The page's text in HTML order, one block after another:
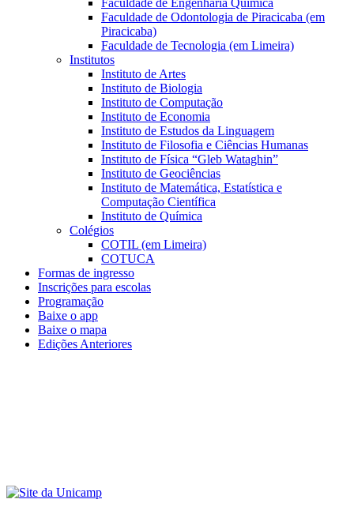
Faculdade de Odontologia de Piracicaba (em
Piracicaba)
Faculdade de Tecnologia (em Limeira)
Institutos
Instituto de Artes
Instituto de Biologia
Instituto de Computação
Instituto de Economia
Instituto de Estudos da Linguagem
Instituto de Filosofia e Ciências Humanas
Instituto de Física “Gleb Wataghin”
Instituto de Geociências
Instituto de Matemática, Estatística e
Computação Científica
Instituto de Química
Colégios
COTIL (em Limeira)
COTUCA
Formas de ingresso
Inscrições para escolas
Programação
Baixe o app
Baixe o mapa
Edições Anteriores